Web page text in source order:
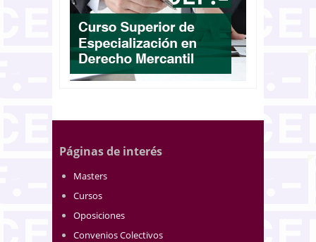
Páginas de interés
Masters
Cursos
Oposiciones
Convenios Colectivos